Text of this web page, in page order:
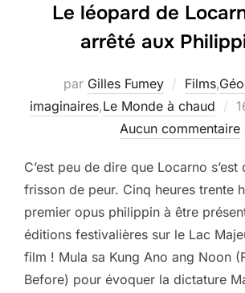
Le léopard de
arrêté aux
par Gilles Fumey Films,
imaginaires,Le Monde à chaud
le
Aucun commentaire
C’est peu de dire que Locarno s’est
frisson de peur. Cinq heures trente
premier opus philippin à être
éditions festivalières sur le Lac
film ! Mula sa Kung Ano ang Noon
Before) pour évoquer la dictature